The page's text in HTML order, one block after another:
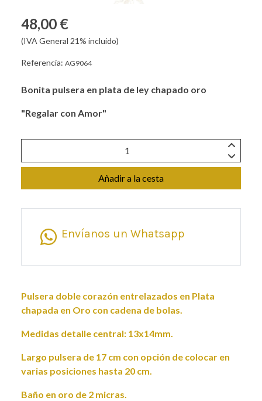
48,00 €
(IVA General 21% incluido)
Referencia: AG9064
Bonita pulsera en plata de ley chapado oro
"Regalar con Amor"
Añadir a la cesta
Envíanos un Whatsapp
Pulsera doble corazón entrelazados en Plata
chapada en Oro con cadena de bolas.
Medidas detalle central: 13x14mm.
Largo pulsera de 17 cm con opción de colocar en
varias posiciones hasta 20 cm.
Baño en oro de 2 micras.